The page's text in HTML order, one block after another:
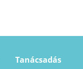
Tanácsadás